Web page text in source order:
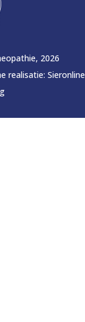
2026
realisatie: Sieronline